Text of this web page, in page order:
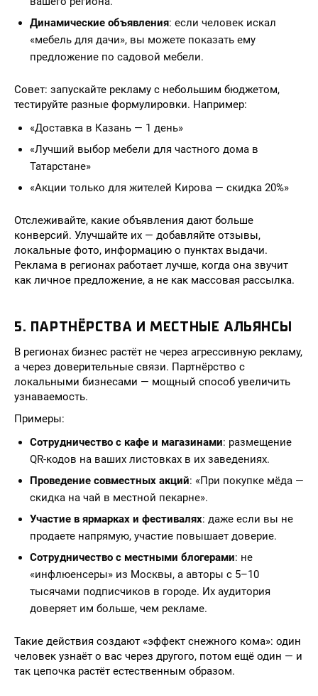
Динамические объявления: если человек искал
«мебель для дачи», вы можете показать ему
предложение по садовой мебели.
Совет: запускайте рекламу с небольшим бюджетом,
тестируйте разные формулировки. Например:
«Доставка в Казань — 1 день»
«Лучший выбор мебели для частного дома в
Татарстане»
«Акции только для жителей Кирова — скидка 20%»
Отслеживайте, какие объявления дают больше
конверсий. Улучшайте их — добавляйте отзывы,
локальные фото, информацию о пунктах выдачи.
Реклама в регионах работает лучше, когда она звучит
как личное предложение, а не как массовая рассылка.
5. ПАРТНЁРСТВА И МЕСТНЫЕ АЛЬЯНСЫ
В регионах бизнес растёт не через агрессивную рекламу,
а через доверительные связи. Партнёрство с
локальными бизнесами — мощный способ увеличить
узнаваемость.
Примеры:
Сотрудничество с кафе и магазинами: размещение
QR-кодов на ваших листовках в их заведениях.
Проведение совместных акций: «При покупке мёда —
скидка на чай в местной пекарне».
Участие в ярмарках и фестивалях: даже если вы не
продаете напрямую, участие повышает доверие.
Сотрудничество с местными блогерами: не
«инфлюенсеры» из Москвы, а авторы с 5–10
тысячами подписчиков в городе. Их аудитория
доверяет им больше, чем рекламе.
Такие действия создают «эффект снежного кома»: один
человек узнаёт о вас через другого, потом ещё один — и
так цепочка растёт естественным образом.